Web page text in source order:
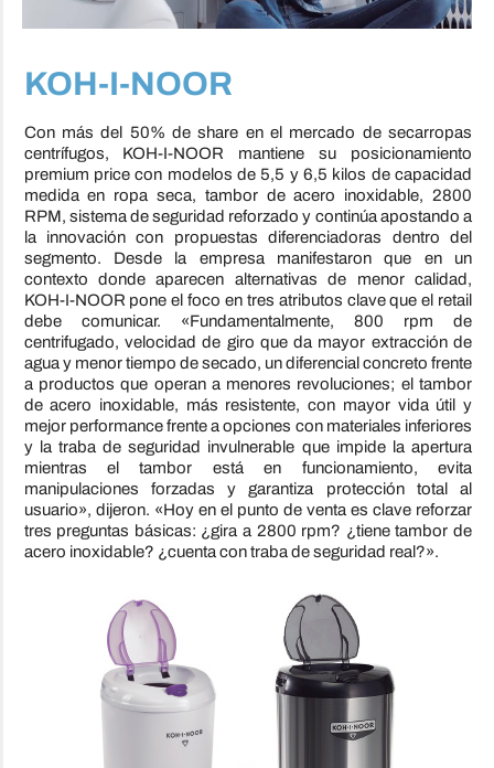
KOH-I-NOOR
Con más del 50% de share en el mercado de secarropas
centrífugos, KOH-I-NOOR mantiene su posicionamiento
premium price con modelos de 5,5 y 6,5 kilos de capacidad
medida en ropa seca, tambor de acero inoxidable, 2800
RPM, sistema de seguridad reforzado y continúa apostando a
la innovación con propuestas diferenciadoras dentro del
segmento. Desde la empresa manifestaron que en un
contexto donde aparecen alternativas de menor calidad,
KOH-I-NOOR pone el foco en tres atributos clave que el retail
debe comunicar. «Fundamentalmente, 800 rpm de
centrifugado, velocidad de giro que da mayor extracción de
agua y menor tiempo de secado, un diferencial concreto frente
a productos que operan a menores revoluciones; el tambor
de acero inoxidable, más resistente, con mayor vida útil y
mejor performance frente a opciones con materiales inferiores
y la traba de seguridad invulnerable que impide la apertura
mientras el tambor está en funcionamiento, evita
manipulaciones forzadas y garantiza protección total al
usuario», dijeron. «Hoy en el punto de venta es clave reforzar
tres preguntas básicas: ¿gira a 2800 rpm? ¿tiene tambor de
acero inoxidable? ¿cuenta con traba de seguridad real?».